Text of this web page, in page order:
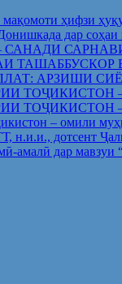
мақомоти ҳифзи
Донишкада
АРЗИШИ
– омили
н.и.и., дотсент
амалӣ дар